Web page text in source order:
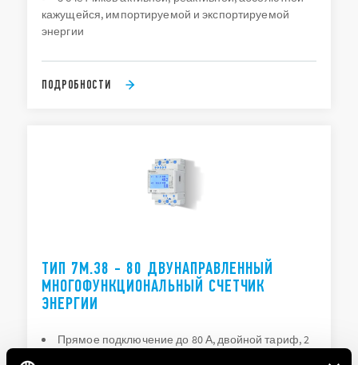
кажущейся, импортируемой и экспортируемой
энергии
ПОДРОБНОСТИ
ТИП 7М.38 - 80 ДВУНАПРАВЛЕННЫЙ
МНОГОФУНКЦИОНАЛЬНЫЙ СЧЕТЧИК
ЭНЕРГИИ
Прямое подключение до 80 А, двойной тариф, 2